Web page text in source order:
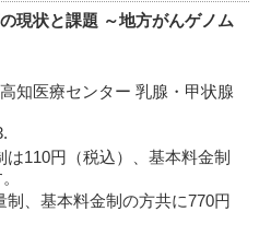
現状と課題 ～地方がんゲノム
知医療センター 乳腺・甲状腺
110円（税込）、基本料金制
、基本料金制の方共に770円